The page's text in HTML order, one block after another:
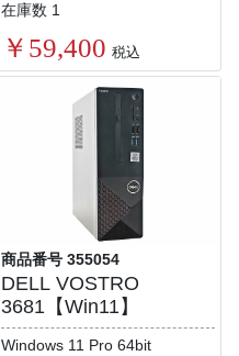
在庫数 1
￥59,400 税込
商品番号 355054
DELL VOSTRO
3681【Win11】
Windows 11 Pro 64bit